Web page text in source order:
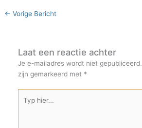
← Vorige Bericht
Laat een reactie achter
Je e-mailadres wordt niet gepubliceerd.
zijn gemarkeerd met *
hier...